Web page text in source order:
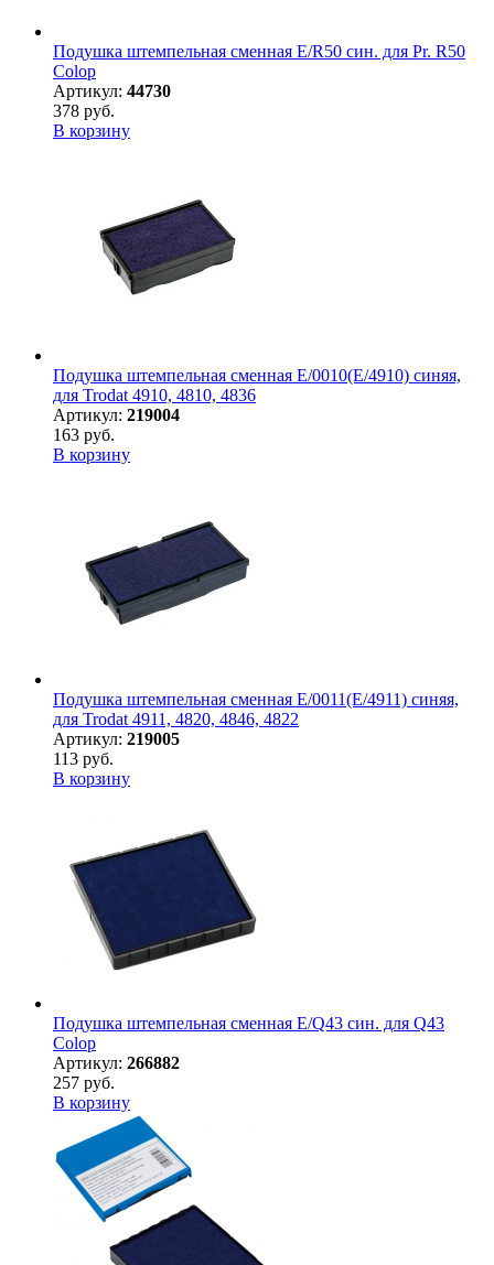
Подушка штемпельная сменная E/R50 син. для Pr. R50
Colop
Артикул: 44730
378 руб.
В корзину
Подушка штемпельная сменная E/0010(E/4910) синяя,
для Trodat 4910, 4810, 4836
Артикул: 219004
163 руб.
В корзину
Подушка штемпельная сменная E/0011(E/4911) синяя,
для Trodat 4911, 4820, 4846, 4822
Артикул: 219005
113 руб.
В корзину
Подушка штемпельная сменная E/Q43 син. для Q43
Colop
Артикул: 266882
257 руб.
В корзину